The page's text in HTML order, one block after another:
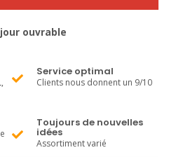
ouvrable
Service optimal
Clients nous donnent un 9/10
Toujours de nouvelles
idées
Assortiment varié